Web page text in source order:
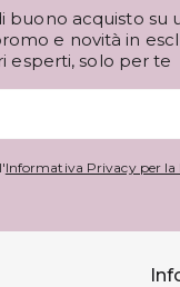
buono acquisto su
e novità in
esperti, solo per te
Informativa Privacy per la